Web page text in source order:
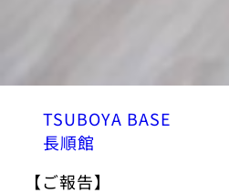
TSUBOYA BASE
長順館
【ご報告】